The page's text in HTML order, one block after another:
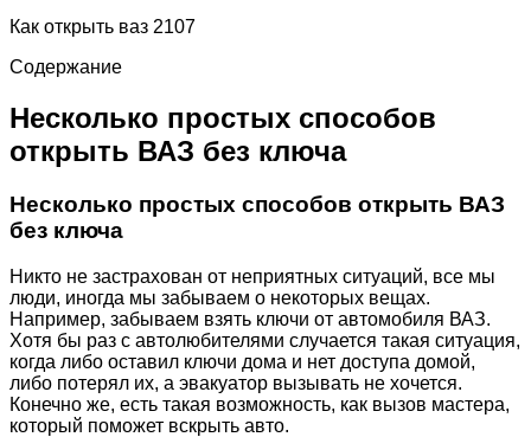
Как открыть ваз 2107
Содержание
Несколько простых способов
открыть ВАЗ без ключа
Несколько простых способов открыть ВАЗ
без ключа
Никто не застрахован от неприятных ситуаций, все мы
люди, иногда мы забываем о некоторых вещах.
Например, забываем взять ключи от автомобиля ВАЗ.
Хотя бы раз с автолюбителями случается такая ситуация,
когда либо оставил ключи дома и нет доступа домой,
либо потерял их, а эвакуатор вызывать не хочется.
Конечно же, есть такая возможность, как вызов мастера,
который поможет вскрыть авто.